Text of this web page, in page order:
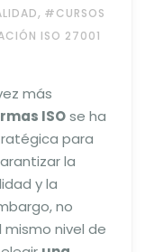
, #CURSOS
ISO 27001
más
ISOse ha
para
la
y la
no
nivel de